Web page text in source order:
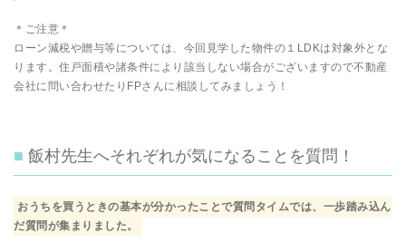
＊ご注意＊
ローン減税や贈与等については、今回見学した物件の１LDKは対象外とな
ります。住戸面積や諸条件により該当しない場合がございますので不動産
会社に問い合わせたりFPさんに相談してみましょう！
飯村先生へそれぞれが気になることを質問！
おうちを買うときの基本が分かったことで質問タイムでは、一歩踏み込ん
だ質問が集まりました。